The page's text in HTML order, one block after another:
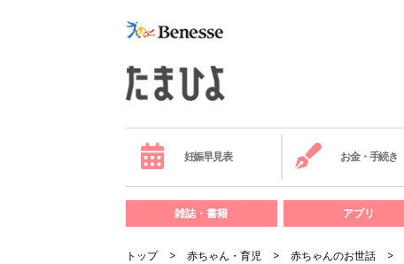
妊娠早見表 お金・手続き
雑誌・書籍 アプリ
トップ 赤ちゃん・育児 赤ちゃんのお世話